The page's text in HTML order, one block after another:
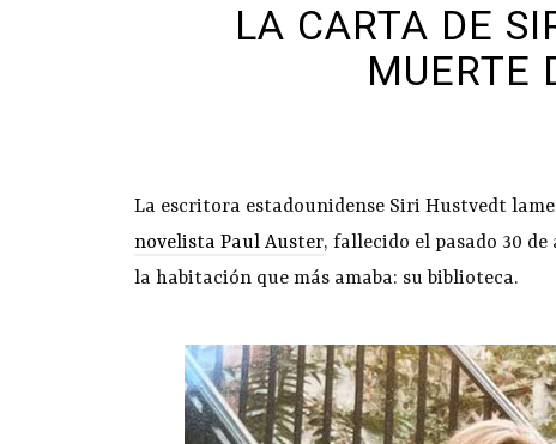
LA CARTA DE
MUERTE
La escritora estadounidense Siri Hustvedt
novelista Paul Auster, fallecido el pasado 30
la habitación que más amaba: su biblioteca.